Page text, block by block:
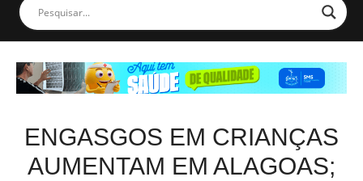
ENGASGOS EM CRIANÇAS
AUMENTAM EM ALAGOAS;